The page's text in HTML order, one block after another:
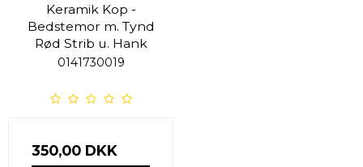
Keramik Kop -
Bedstemor m. Tynd
Rød Strib u. Hank
0141730019
350,00 DKK